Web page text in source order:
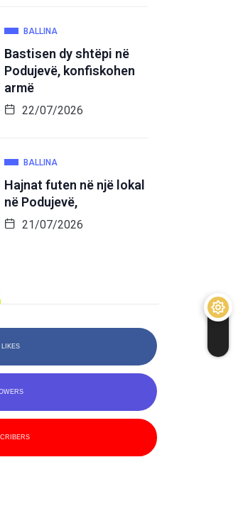
BALLINA
Bastisen dy shtëpi në
Podujevë, konfiskohen
armë
22/07/2026
BALLINA
Hajnat futen në një lokal
në Podujevë,
21/07/2026
LIKES